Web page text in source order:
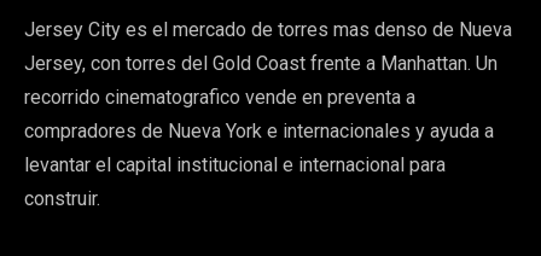
Jersey City es el mercado de torres mas denso de Nueva
Jersey, con torres del Gold Coast frente a Manhattan. Un
recorrido cinematografico vende en preventa a
compradores de Nueva York e internacionales y ayuda a
levantar el capital institucional e internacional para
construir.